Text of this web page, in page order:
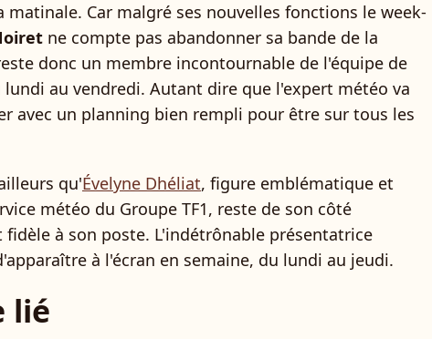
matinale. Car malgré ses nouvelles fonctions le week-
ne compte pas abandonner sa bande de la
donc un membre incontournable de l'équipe de
lundi au vendredi. Autant dire que l'expert météo va
avec un planning bien rempli pour être sur tous les
qu'Évelyne Dhéliat, figure emblématique et
météo du Groupe TF1, reste de son côté
fidèle à son poste. L'indétrônable présentatrice
à l'écran en semaine, du lundi au jeudi.
lié